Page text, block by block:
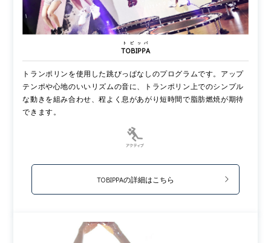
TOBIPPA
トビッパ
トランポリンを使用した跳びっぱなしのプログラムです。アップ
テンポや心地のいいリズムの音に、トランポリン上でのシンプル
な動きを組み合わせ、程よく息があがり短時間で脂肪燃焼が期待
できます。
TOBIPPAの詳細はこちら